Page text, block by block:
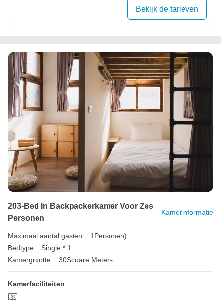
Bekijk de tarieven
203-Bed In Backpackerkamer Voor Zes
Personen
Kamerinformatie
Maximaal aantal gasten :
1Personen)
Bedtype :
Single * 1
Kamergrootte : 30Square Meters
Kamerfaciliteiten